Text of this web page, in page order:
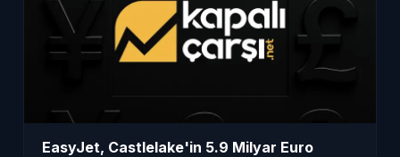
EasyJet, Castlelake'in 5.9 Milyar Euro